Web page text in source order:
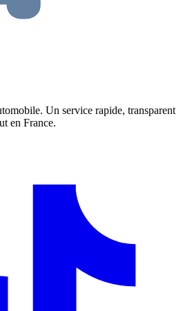
Un service rapide, transparent
en France.